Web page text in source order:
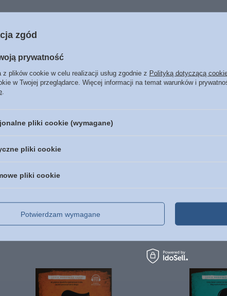
Wybaczyć czego nie można
oprawa miękka
Najniższa
Cena
zgód
prywatność
plików cookie w celu realizacji usług zgodnie z Polityką dotyczącą
w Twojej przeglądarce. Więcej informacji na temat warunków i
pliki cookie (wymagane)
pliki cookie
pliki cookie
Potwierdzam wymagane